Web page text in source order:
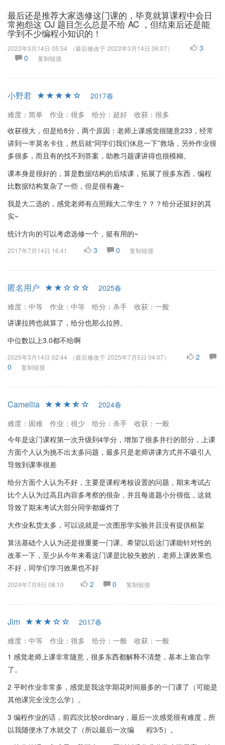
最后还是推荐大家选修这门课的，毕竟就算课程中会日
常抱怨这 OJ 题目怎么总是不给 AC ，但结束后还是能
学到不少编程小知识的！
2022年3月14日 05:54 （最后修改于 2022年3月14日 06:07）
3
0
复制链接
小野君
2017春
难度：简单
作业：很多 给分：超好
收获：很多
收获很大，但是给8分，两个原因：老师上课感觉很随意233，经常
讲到一半莫名卡住，然后就“同学们我们休息一下”救场，另外作业很
多很多，而且有的找不到答案，助教习题课讲得也很模糊。
课本身是很好的，算是数据结构的后续课，拓展了很多东西，编程
比数据结构复杂了一些，但是很有趣~
我是大二选的，感觉老师有点照顾大二学生？？？给分还挺好的其
实~
统计方向的可以考虑选修一个，挺有用的~
2017年7月14日 16:41 3 0 复制链接
匿名用户
2025春
难度：中等
作业：中等 给分：杀手
收获：一般
讲课拉胯也就算了，给分也那么拉胯。
中位数以上3.0都不给啊
2025年3月14日 02:44 （最后修改于 2025年7月5日 04:07）
2
0
复制链接
Camellia
2024春
难度：困难
作业：很少 给分：杀手
收获：一般
今年是这门课程第一次升级到4学分，增加了很多并行的部分，上课
方面个人认为挑不出太多问题，最多只是老师讲课方式并不吸引人
导致到课率很差
给分方面个人认为不好，主要是课程考核设置的问题，期末考试占
比个人认为过高且内容多考察的很杂，并且每道题小分很低，这就
导致了期末考试大部分同学都爆炸了
大作业私货太多，可以说就是一次图形学实验并且没有提供框架
算法基础个人认为还是很重要一门课。希望以后这门课能针对性的
改革一下，至少从今年来看这门课是比较失败的，老师上课效果也
不好，同学们学习效果也不好
2024年7月9日 08:10 2 0 复制链接
Jim
2017春
难度：中等
作业：很多 给分：一般
收获：一般
1 感觉老师上课非常随意，很多东西都解释不清楚，基本上靠自学
了。
2 平时作业非常多，感觉是我这学期花时间最多的一门课了（可能是
其他课完全没怎么学）。
3 编程作业的话，前四次比较ordinary，最后一次感觉很有难度，所
以我随便水了水就交了（所以最后一次编 程3/5）。